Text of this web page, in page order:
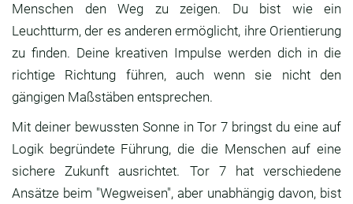
Menschen den Weg zu zeigen. Du bist wie ein
Leuchtturm, der es anderen ermöglicht, ihre Orientierung
zu finden. Deine kreativen Impulse werden dich in die
richtige Richtung führen, auch wenn sie nicht den
gängigen Maßstäben entsprechen.
Mit deiner bewussten Sonne in Tor 7 bringst du eine auf
Logik begründete Führung, die die Menschen auf eine
sichere Zukunft ausrichtet. Tor 7 hat verschiedene
Ansätze beim "Wegweisen", aber unabhängig davon, bist